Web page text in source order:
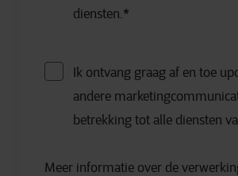
diensten. *
Ik ontvang graag af en toe
andere
betrekking tot alle diensten
Meer informatie over de